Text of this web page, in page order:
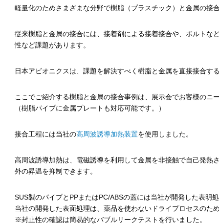
軽量化のためさまざまな分野で樹脂（プラスチック）と金属の接
従来樹脂と金属の接合には、接着剤による接着接合や、ボルト
性など課題があります。
日本アビオニクスは、課題を解決すべく樹脂と金属を直接接合す
ここでご紹介する樹脂と金属の接合事例は、展示会でお客様の
（樹脂パイプに金属プレートも対応可能です。）
接合工程には当社の高周波誘導加熱装置を使用しました。
高周波誘導加熱は、電磁誘導を利用して金属を非接触で自己発
外の昇温を抑制できます。
SUS製のパイプとPPまたはPC/ABSの蓋には当社が開発した表明
当社の開発した表面処理は、薬品を使わないドライプロセスの
※封止性の確認は簡易的なバブルリークテストを行いました。